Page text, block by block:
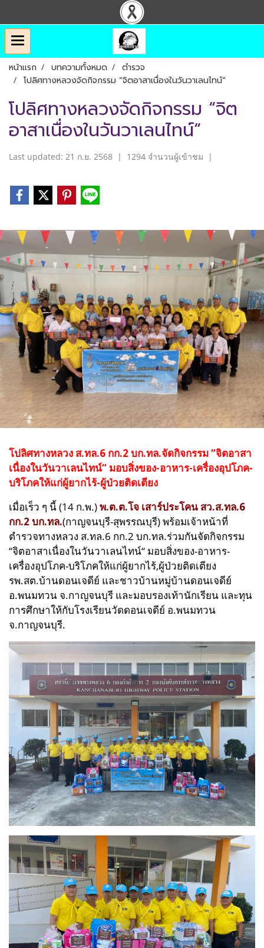
หน้าแรก บทความทั้งหมด
ตำรวจ
โปลิศทางหลวงจัดกิจกรรม “จิตอาสาเนื่องในวันวาเลนไทน์“
โปลิศทางหลวงจัดกิจกรรม “จิต
อาสาเนื่องในวันวาเลนไทน์“
Last updated: 21 ก.ย. 2568 | 1294 จำนวนผู้เข้าชม |
โปลิศทางหลวง ส.ทล.6 กก.2 บก.ทล.จัดกิจกรรม “จิตอาสา
เนื่องในวันวาเลนไทน์“ มอบสิ่งของ-อาหาร-เครื่องอุปโภค-
บริโภคให้แก่ผู้ยากไร้-ผู้ป่วยติดเตียง
เมื่อเร็ว ๆ นี้ (14 ก.พ.)พ.ต.ต.โจ เสาร์ประโคน สว.ส.ทล.6
กก.2 บก.ทล.(กาญจนบุรี-สุพรรณบุรี)พร้อมเจ้าหน้าที่
ตำรวจทางหลวง ส.ทล.6 กก.2 บก.ทล.ร่วมกันจัดกิจกรรม
“จิตอาสาเนื่องในวันวาเลนไทน์“ มอบสิ่งของ-อาหาร-
เครื่องอุปโภค-บริโภคให้แก่ผู้ยากไร้,ผู้ป่วยติดเตียง
รพ.สต.บ้านดอนเจดีย์ และชาวบ้านหมู่บ้านดอนเจดีย์
อ.พนมทวน จ.กาญจนบุรี และมอบรองเท้านักเรียน และทุน
การศึกษาให้กับโรงเรียนวัดดอนเจดีย์ อ.พนมทวน
จ.กาญจนบุรี.